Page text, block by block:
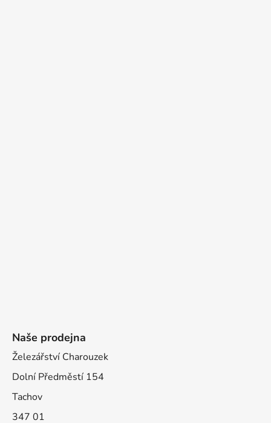
Naše prodejna
Železářství Charouzek
Dolní Předměstí 154
Tachov
347 01